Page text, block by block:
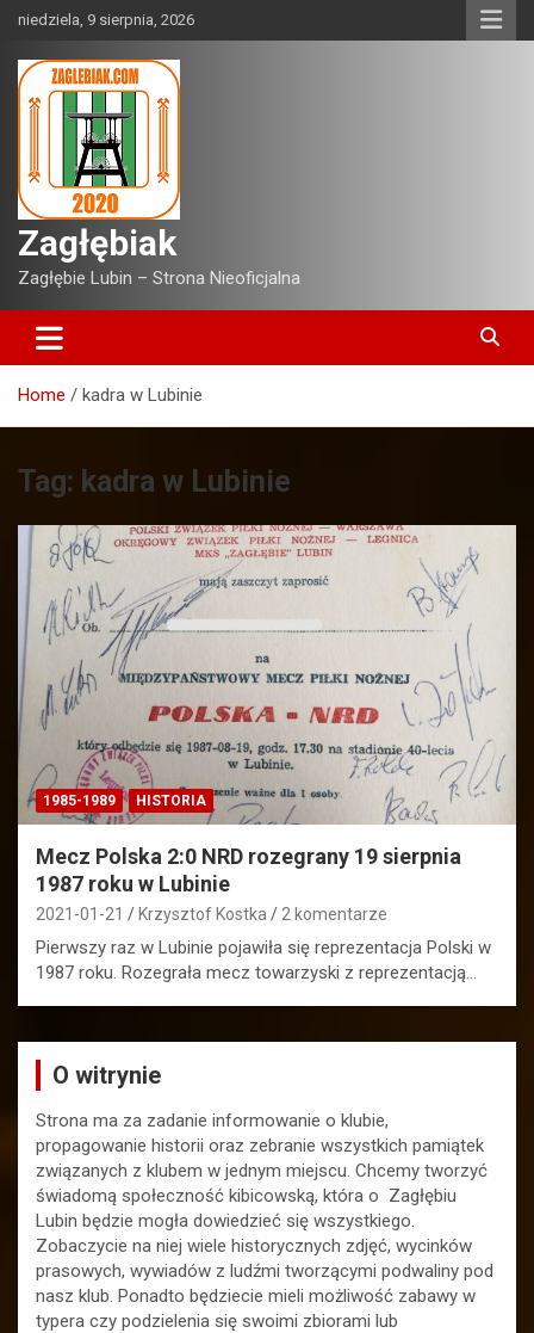
Skip
content
niedziela, 9 sierpnia, 2026
Zagłębiak
Zagłębie Lubin – Strona Nieoficjalna
Home kadra w Lubinie
Tag: kadra w Lubinie
1985-1989 HISTORIA
Mecz Polska 2:0 NRD rozegrany 19 sierpnia
1987 roku w Lubinie
2021-01-21 Krzysztof Kostka 2 komentarze
Pierwszy raz w Lubinie pojawiła się reprezentacja Polski w
1987 roku. Rozegrała mecz towarzyski z reprezentacją…
O witrynie
Strona ma za zadanie informowanie o klubie,
propagowanie historii oraz zebranie wszystkich pamiątek
związanych z klubem w jednym miejscu. Chcemy tworzyć
świadomą społeczność kibicowską, która o Zagłębiu
Lubin będzie mogła dowiedzieć się wszystkiego.
Zobaczycie na niej wiele historycznych zdjęć, wycinków
prasowych, wywiadów z ludźmi tworzącymi podwaliny pod
nasz klub. Ponadto będziecie mieli możliwość zabawy w
typera czy podzielenia się swoimi zbiorami lub